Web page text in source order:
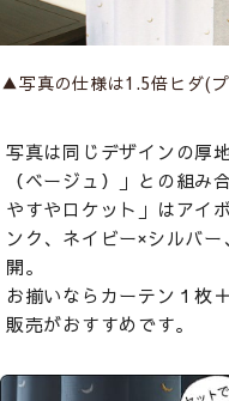
▲写真の仕様は1.5倍ヒダ(
写真は同じデザインの厚
（ベージュ）」との組み
やすやロケット」はアイ
ンク、ネイビー×シルバ
開。
お揃いならカーテン１枚
販売がおすすめです。